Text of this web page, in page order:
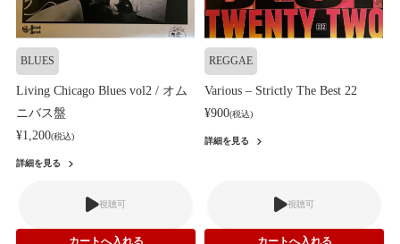
BLUES
Living Chicago Blues vol2 / オム
ニバス盤
¥1,200(税込)
詳細を見る
視聴可
REGGAE
Various – Strictly The Best 22
¥900(税込)
詳細を見る
視聴可